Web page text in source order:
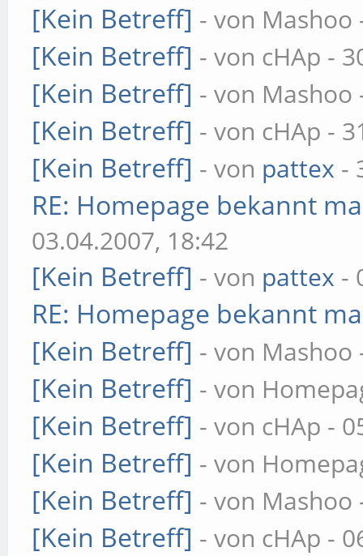
[Kein Betreff] - von Mashoo
[Kein Betreff] - von cHAp -
[Kein Betreff] - von Mashoo
[Kein Betreff] - von cHAp -
[Kein Betreff] - von pattex -
RE: Homepage bekannt
03.04.2007, 18:42
[Kein Betreff] - von pattex -
RE: Homepage bekannt
[Kein Betreff] - von Mashoo
[Kein Betreff] - von
[Kein Betreff] - von cHAp -
[Kein Betreff] - von
[Kein Betreff] - von Mashoo
[Kein Betreff] - von cHAp -